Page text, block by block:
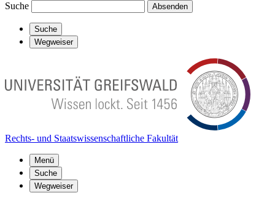
Suche Absenden
Suche
Wegweiser
Rechts- und Staatswissenschaftliche Fakultät
Menü
Suche
Wegweiser